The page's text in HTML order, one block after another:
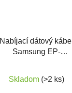
Nabíjací dátový kábel
Samsung EP-
Skladom (>2 ks)